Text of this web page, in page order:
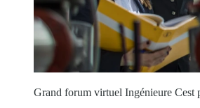
Grand forum virtuel Ingénieure Cest